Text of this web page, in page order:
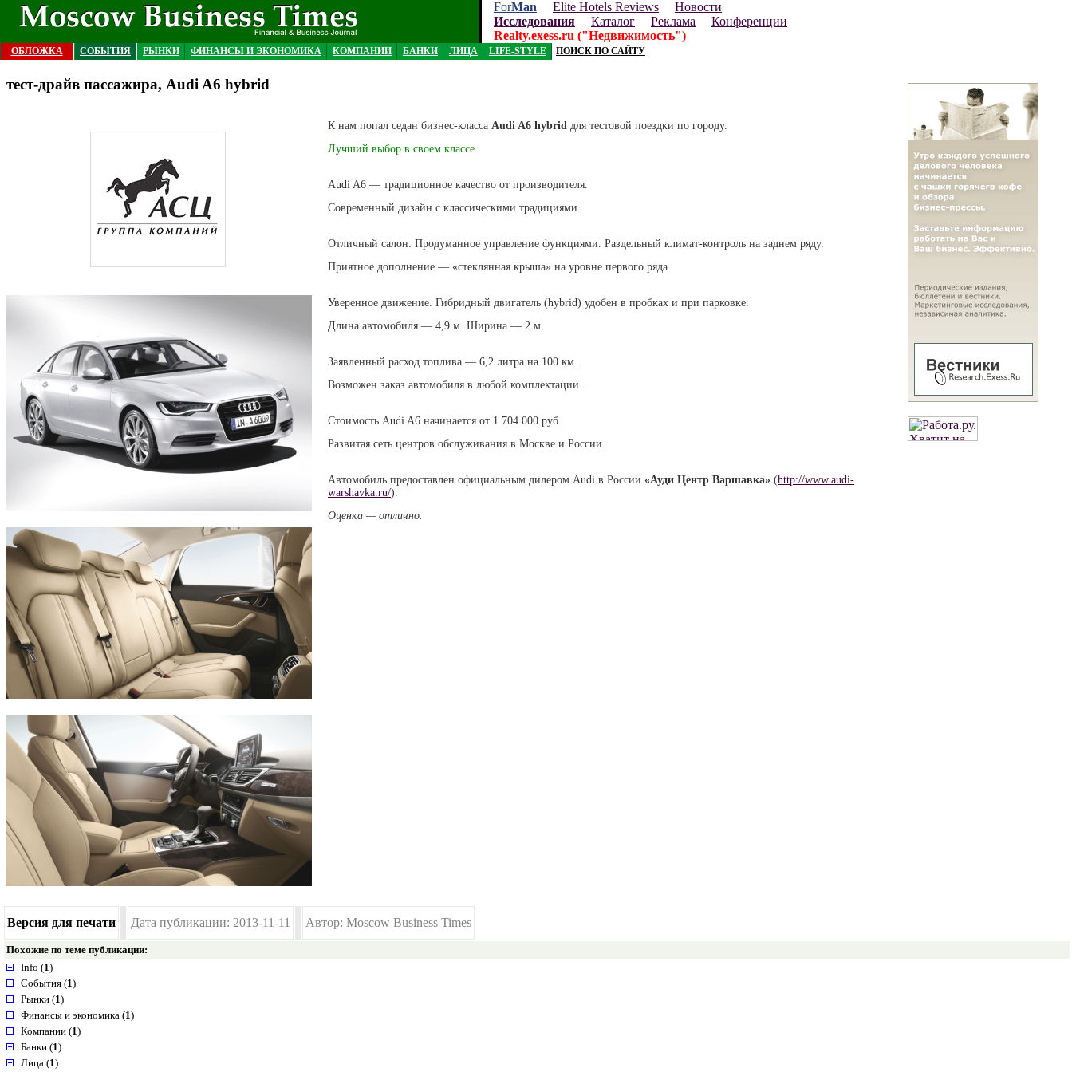
ForMan Elite Hotels Reviews
Новости
Исследования
Каталог Реклама
Конференции
Realty.exess.ru ("Недвижимость")
ОБЛОЖКА СОБЫТИЯ РЫНКИ ФИНАНСЫ И ЭКОНОМИКА КОМПАНИИ БАНКИ ЛИЦА LIFE-STYLE ПОИСК ПО САЙТУ
тест-драйв пассажира, Audi A6 hybrid
К нам попал седан бизнес-класса Audi A6 hybrid для тестовой поездки по городу.
Лучший выбор в своем классе.
Audi A6 — традиционное качество от производителя.
Современный дизайн с классическими традициями.
Отличный салон. Продуманное управление функциями. Раздельный климат-контроль на заднем ряду.
Приятное дополнение — «стеклянная крыша» на уровне первого ряда.
Уверенное движение. Гибридный двигатель (hybrid) удобен в пробках и при парковке.
Длина автомобиля — 4,9 м. Ширина — 2 м.
Заявленный расход топлива — 6,2 литра на 100 км.
Возможен заказ автомобиля в любой комплектации.
Стоимость Audi A6 начинается от 1 704 000 руб.
Развитая сеть центров обслуживания в Москве и России.
Автомобиль предоставлен официальным дилером Audi в России «Ауди Центр Варшавка» (http://www.audi-
warshavka.ru/).
Оценка — отлично.
Версия для печати Дата публикации: 2013-11-11 Автор: Moscow Business Times
Похожие по теме публикации:
Info (1)
События (1)
Рынки (1)
Финансы и экономика (1)
Компании (1)
Банки (1)
Лица (1)